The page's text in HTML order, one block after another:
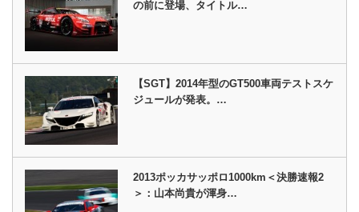
の前に登場、タイトル…
【SGT】2014年型のGT500車両テストスケ
ジュールが発表。…
2013ポッカサッポロ1000km＜決勝速報2
＞：山本尚貴が渾身…